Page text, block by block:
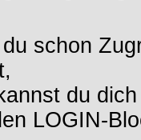
schon
du
LOGIN-